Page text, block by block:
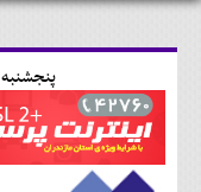
پنجشنبه 15 مرداد 1405-23:2-